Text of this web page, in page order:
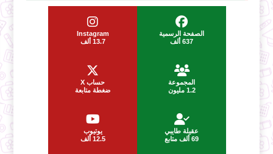
الصفحة الرسمية
637 ألف
Instagram
13.7 ألف
المجموعة
1.2 مليون
حساب X
ضغطة متابعة
عقيلة طايبي
69 ألف متابع
يوتيوب
12.5 ألف